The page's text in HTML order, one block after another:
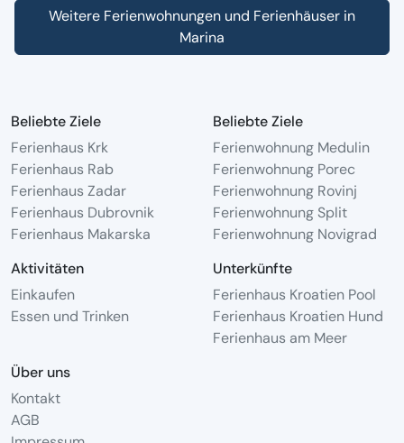
Weitere Ferienwohnungen und Ferienhäuser in
Marina
Beliebte Ziele
Ferienhaus Krk
Ferienhaus Rab
Ferienhaus Zadar
Ferienhaus Dubrovnik
Ferienhaus Makarska
Beliebte Ziele
Ferienwohnung Medulin
Ferienwohnung Porec
Ferienwohnung Rovinj
Ferienwohnung Split
Ferienwohnung Novigrad
Aktivitäten
Einkaufen
Essen und Trinken
Unterkünfte
Ferienhaus Kroatien Pool
Ferienhaus Kroatien Hund
Ferienhaus am Meer
Über uns
Kontakt
AGB